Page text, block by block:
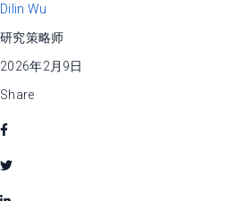
Dilin Wu
研究策略师
2026年2月9日
Share